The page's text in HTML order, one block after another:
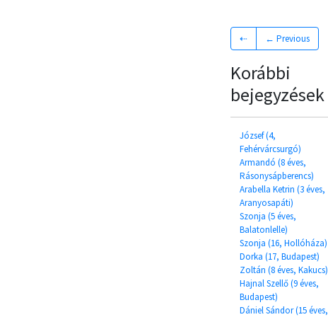
⇠ ← Previous
Korábbi
bejegyzések
József (4,
Fehérvárcsurgó)
Armandó (8 éves,
Rásonysápberencs)
Arabella Ketrin (3 éves,
Aranyosapáti)
Szonja (5 éves,
Balatonlelle)
Szonja (16, Hollóháza)
Dorka (17, Budapest)
Zoltán (8 éves, Kakucs)
Hajnal Szellő (9 éves,
Budapest)
Dániel Sándor (15 éves,